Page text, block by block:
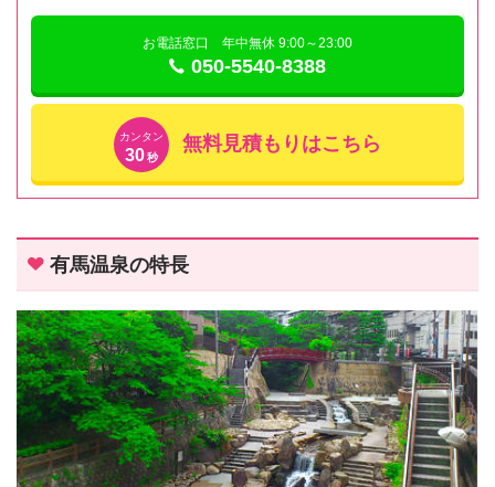
お電話窓口 年中無休 9:00～23:00
050-5540-8388
カンタン
30秒
無料見積もりはこちら
有馬温泉の特長